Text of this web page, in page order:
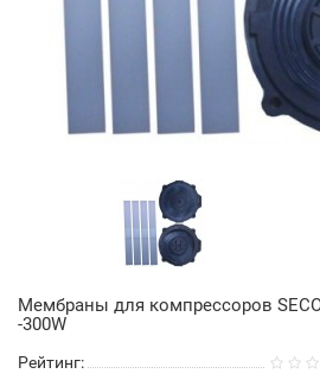
Мембраны для компрессоров
-300W
Рейтинг: